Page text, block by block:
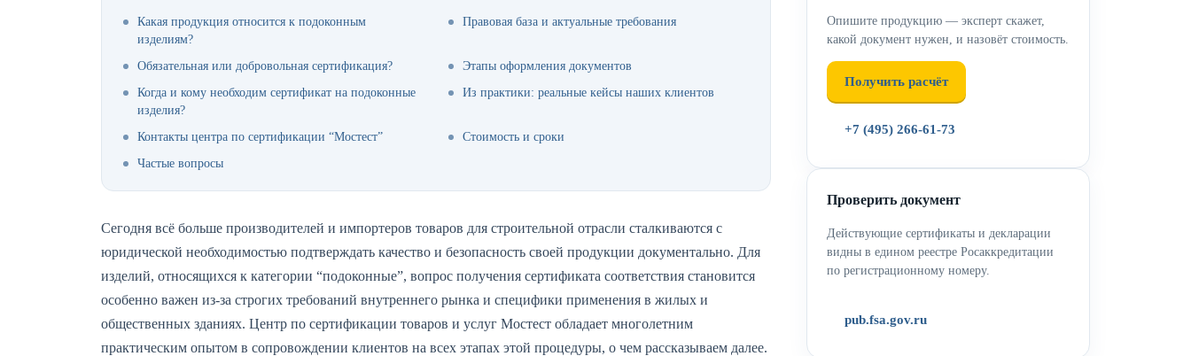
Какая продукция относится к подоконным
изделиям?
Правовая база и актуальные требования
Обязательная или добровольная сертификация?
Этапы оформления документов
Когда и кому необходим сертификат на подоконные
изделия?
Из практики: реальные кейсы наших клиентов
Контакты центра по сертификации “Мостест”
Стоимость и сроки
Частые вопросы
Сегодня всё больше производителей и импортеров товаров для строительной отрасли сталкиваются с
юридической необходимостью подтверждать качество и безопасность своей продукции документально. Для
изделий, относящихся к категории “подоконные”, вопрос получения сертификата соответствия становится
особенно важен из-за строгих требований внутреннего рынка и специфики применения в жилых и
общественных зданиях. Центр по сертификации товаров и услуг Мостест обладает многолетним
практическим опытом в сопровождении клиентов на всех этапах этой процедуры, о чем рассказываем далее.
Опишите продукцию — эксперт скажет,
какой документ нужен, и назовёт стоимость.
Получить расчёт
+7 (495) 266-61-73
Проверить документ
Действующие сертификаты и декларации
видны в едином реестре Росаккредитации
по регистрационному номеру.
pub.fsa.gov.ru